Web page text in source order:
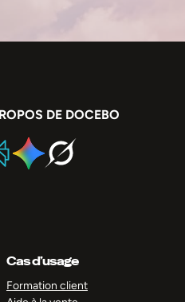
DE DOCEBO
Cas d’usage
Formation client